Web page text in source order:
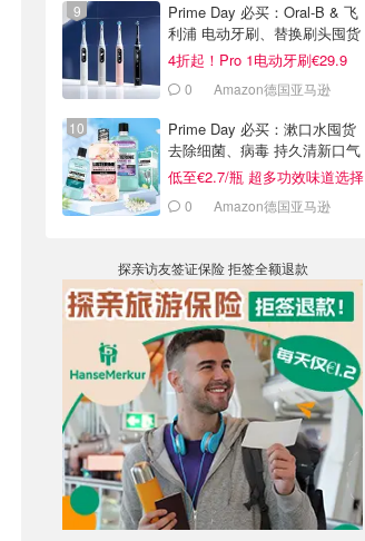
Prime Day 必买：Oral-B & 飞
利浦 电动牙刷、替换刷头囤货
啦
4折起！Pro 1电动牙刷€29.9
0 Amazon德国亚马逊
Prime Day 必买：漱口水囤货
去除细菌、病毒 持久清新口气
低至€2.7/瓶 超多功效味道选择
0 Amazon德国亚马逊
探亲访友签证保险 拒签全额退款